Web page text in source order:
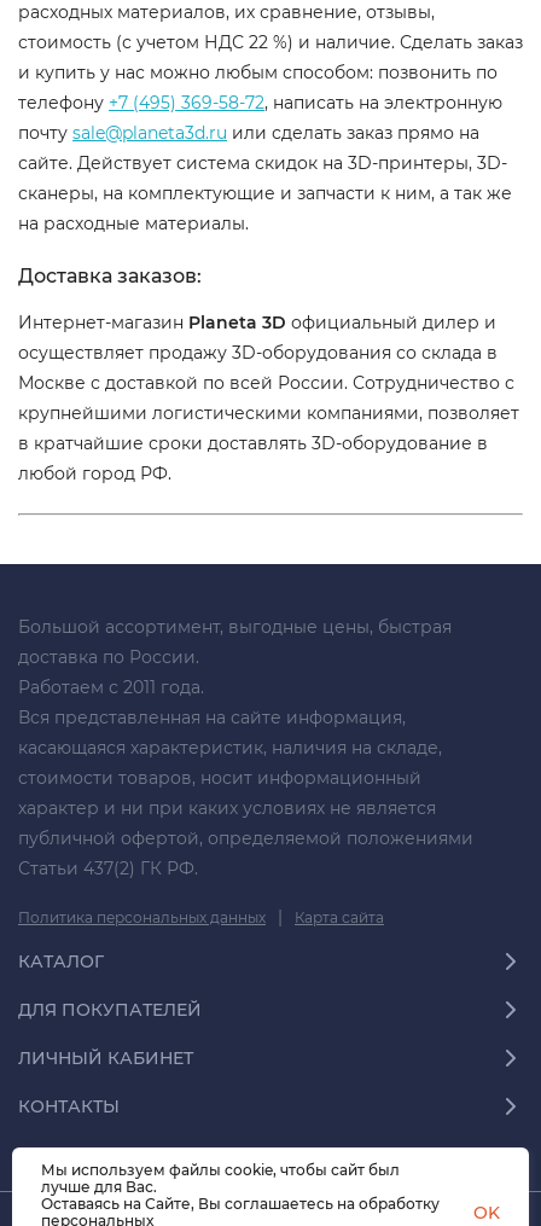
расходных материалов, их сравнение, отзывы,
стоимость (с учетом НДС 22 %) и наличие. Сделать заказ
и купить у нас можно любым способом: позвонить по
телефону +7 (495) 369-58-72, написать на электронную
почту sale@planeta3d.ru или сделать заказ прямо на
сайте. Действует система скидок на 3D-принтеры, 3D-
сканеры, на комплектующие и запчасти к ним, а так же
на расходные материалы.
Доставка заказов:
Интернет-магазин Planeta 3D официальный дилер и
осуществляет продажу 3D-оборудования со склада в
Москве с доставкой по всей России. Сотрудничество с
крупнейшими логистическими компаниями, позволяет
в кратчайшие сроки доставлять 3D-оборудование в
любой город РФ.
Большой ассортимент, выгодные цены, быстрая
доставка по России.
Работаем с 2011 года.
Вся представленная на сайте информация,
касающаяся характеристик, наличия на складе,
стоимости товаров, носит информационный
характер и ни при каких условиях не является
публичной офертой, определяемой положениями
Статьи 437(2) ГК РФ.
Политика персональных данных Карта сайта
КАТАЛОГ
ДЛЯ ПОКУПАТЕЛЕЙ
ЛИЧНЫЙ КАБИНЕТ
КОНТАКТЫ
Мы используем файлы cookie, чтобы сайт был
лучше для Вас.
Оставаясь на Сайте, Вы соглашаетесь на обработку
персональных
OK